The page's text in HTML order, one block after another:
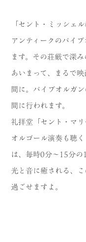
「セント・ミッシェ
アンティークのパイ
ます。その荘厳で深
あいまって、まるで
間に。パイプオルガ
間に行われます。
礼拝堂「セント・マ
オルゴール演奏も聴
は、毎時0分～15分の
光と音に癒される、
過ごせますよ。